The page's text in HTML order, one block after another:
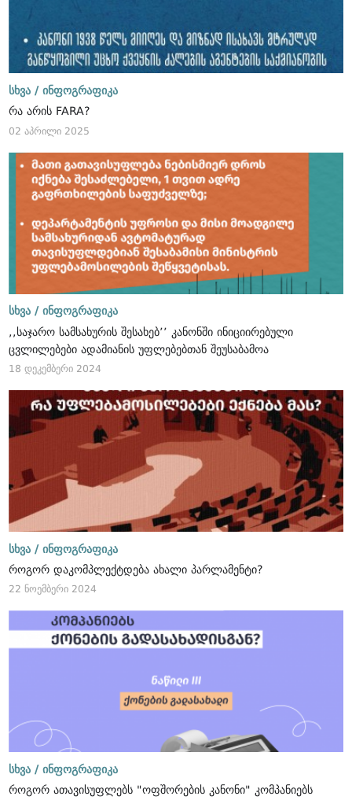
სხვა / ინფოგრაფიკა
რა არის FARA?
02 აპრილი 2025
სხვა / ინფოგრაფიკა
,,საჯარო სამსახურის შესახებ’’ კანონში ინიციირებული
ცვლილებები ადამიანის უფლებებთან შეუსაბამოა
18 დეკემბერი 2024
სხვა / ინფოგრაფიკა
როგორ დაკომპლექტდება ახალი პარლამენტი?
22 ნოემბერი 2024
სხვა / ინფოგრაფიკა
როგორ ათავისუფლებს "ოფშორების კანონი" კომპანიებს